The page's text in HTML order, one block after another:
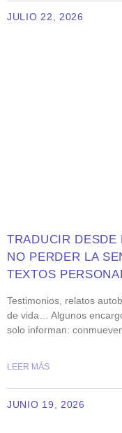
JULIO 22, 2026
TRADUCIR DESDE
NO PERDER LA
TEXTOS
Testimonios, relatos
de vida… Algunos
solo informan:
LEER MÁS
JUNIO 19, 2026